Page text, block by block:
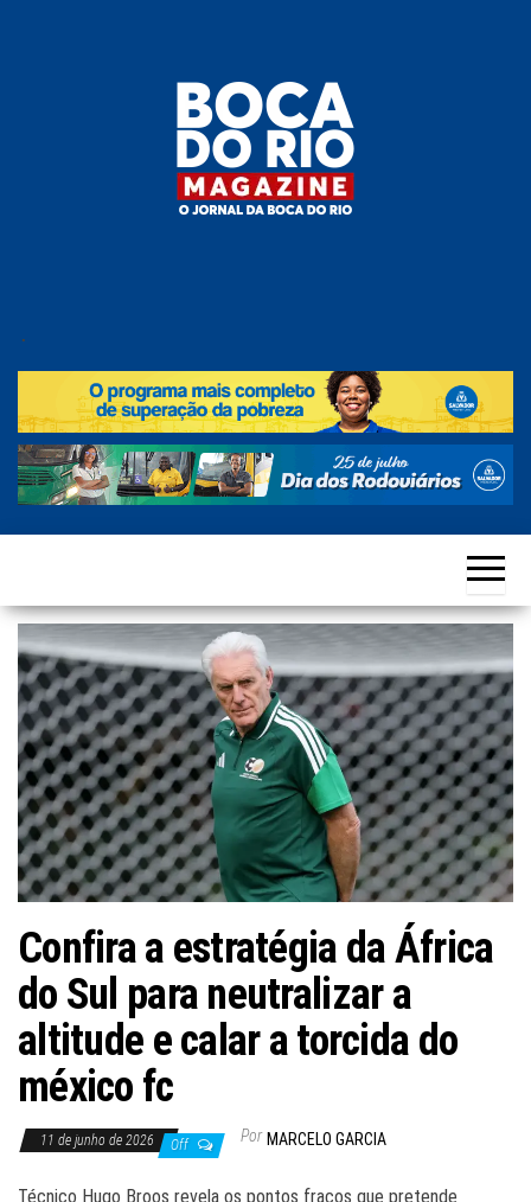
Magazine
do Rio
e
região!
.
Confira a estratégia da África
do Sul para neutralizar a
altitude e calar a torcida do
méxico fc
11 de junho de 2026 Off Por MARCELO GARCIA
Técnico Hugo Broos revela os pontos fracos que pretende